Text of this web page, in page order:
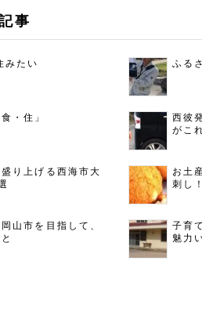
事
みたい ふる
・住」
西彼
がこ
り上げる西海市大
お土
刺し
山市を目指して、
子育
魅力